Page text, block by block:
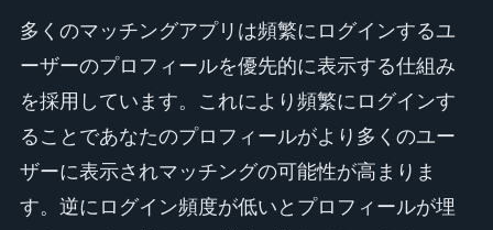
多くのマッチングアプリは頻繁にログインするユ
ーザーのプロフィールを優先的に表示する仕組み
を採用しています。これにより頻繁にログインす
ることであなたのプロフィールがより多くのユー
ザーに表示されマッチングの可能性が高まりま
す。逆にログイン頻度が低いとプロフィールが埋